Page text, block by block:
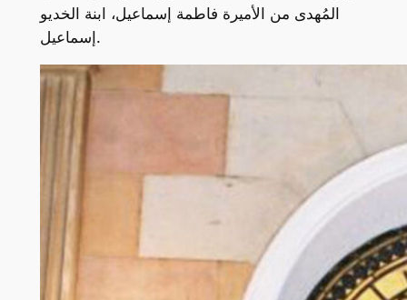
المُهدى من الأميرة فاطمة إسماعيل، ابنة الخديو
إسماعيل.